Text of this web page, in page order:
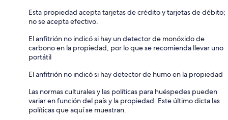
Esta propiedad acepta tarjetas de crédito y tarjetas de débito;
no se acepta efectivo.
El anfitrión no indicó si hay un detector de monóxido de
carbono en la propiedad, por lo que se recomienda llevar uno
portátil
El anfitrión no indicó si hay detector de humo en la propiedad
Las normas culturales y las políticas para huéspedes pueden
variar en función del país y la propiedad. Este último dicta las
políticas que aquí se muestran.